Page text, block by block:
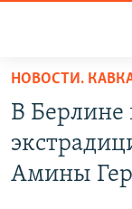
доступа
основному
ПОДКАСТЫ
АВТОРСКИЕ
НОВОСТИ.
В Берлине
Амины